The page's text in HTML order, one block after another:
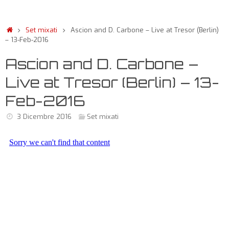
Set mixati
Ascion and D. Carbone – Live at Tresor (Berlin)
– 13-Feb-2016
Ascion and D. Carbone –
Live at Tresor (Berlin) – 13-
Feb-2016
3 Dicembre 2016 Set mixati